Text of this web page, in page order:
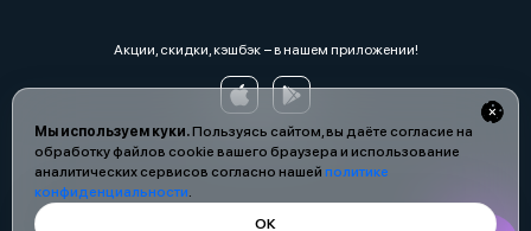
Мы используем куки.Пользуясь сайтом, вы даёте согласие на
обработку файлов cookie вашего браузера и использование
аналитических сервисов согласно нашей политике
конфиденциальности.
ОК
Акции, скидки, кэшбэк − в нашем приложении!